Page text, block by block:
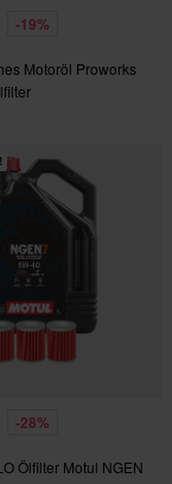
-19%
Motoröl Proworks
-28%
Ölfilter Motul NGEN